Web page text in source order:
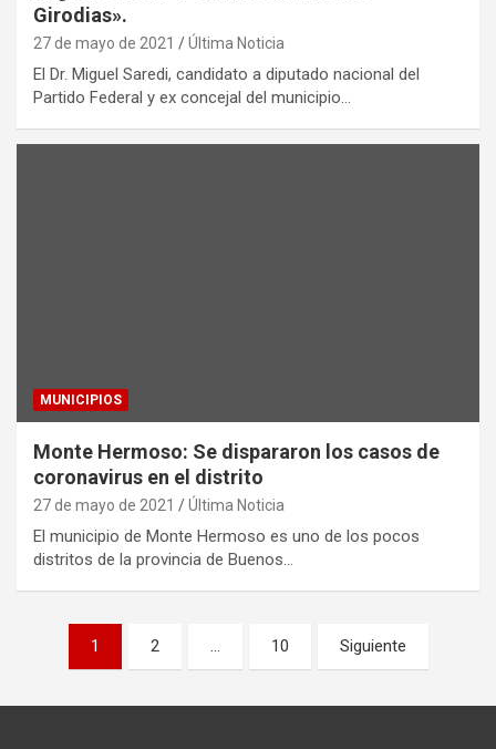
Girodias».
27 de mayo de 2021 Última Noticia
El Dr. Miguel Saredi, candidato a diputado nacional del
Partido Federal y ex concejal del municipio…
MUNICIPIOS
Monte Hermoso: Se dispararon los casos de
coronavirus en el distrito
27 de mayo de 2021 Última Noticia
El municipio de Monte Hermoso es uno de los pocos
distritos de la provincia de Buenos…
Paginación
entradas
1 2 … 10 Siguiente